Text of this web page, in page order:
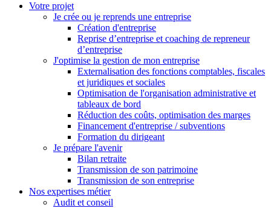
Votre projet
Je crée ou je reprends une entreprise
Création d'entreprise
Reprise d’entreprise et coaching de repreneur
d’entreprise
J'optimise la gestion de mon entreprise
Externalisation des fonctions comptables, fiscales
et juridiques et sociales
Optimisation de l'organisation administrative et
tableaux de bord
Réduction des coûts, optimisation des marges
Financement d'entreprise / subventions
Formation du dirigeant
Je prépare l'avenir
Bilan retraite
Transmission de son patrimoine
Transmission de son entreprise
Nos expertises métier
Audit et conseil